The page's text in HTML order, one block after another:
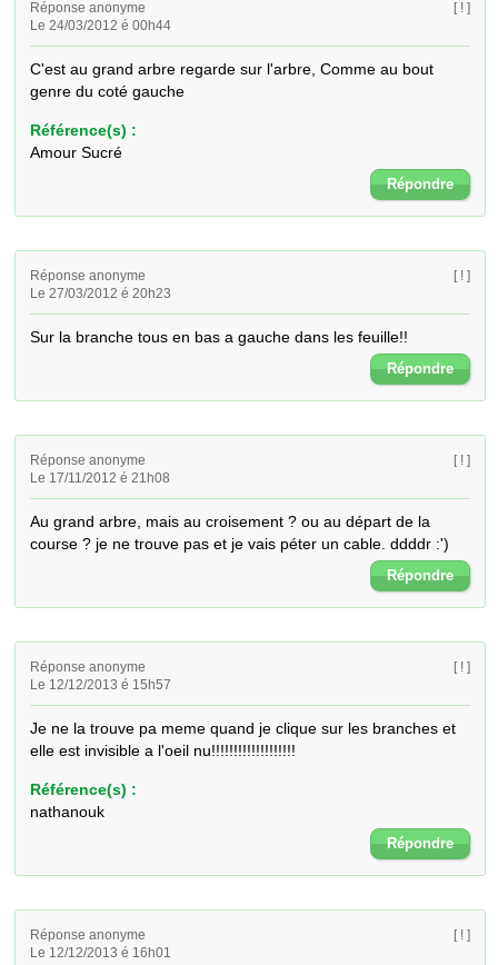
Réponse anonyme
Le 24/03/2012 é 00h44
[ ! ]
C'est au grand arbre regarde sur l'arbre, Comme au bout
genre du coté gauche
Référence(s) :
Amour Sucré
Répondre
Réponse anonyme
Le 27/03/2012 é 20h23
[ ! ]
Sur la branche tous en bas a gauche dans les feuille!!
Répondre
Réponse anonyme
Le 17/11/2012 é 21h08
[ ! ]
Au grand arbre, mais au croisement ? ou au départ de la
course ? je ne trouve pas et je vais péter un cable. ddddr :')
Répondre
Réponse anonyme
Le 12/12/2013 é 15h57
[ ! ]
Je ne la trouve pa meme quand je clique sur les branches et
elle est invisible a l'oeil nu!!!!!!!!!!!!!!!!!!!
Référence(s) :
nathanouk
Répondre
Réponse anonyme
Le 12/12/2013 é 16h01
[ ! ]